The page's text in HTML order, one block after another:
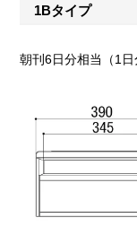
1Bタイプ
朝刊6日分相当（1日